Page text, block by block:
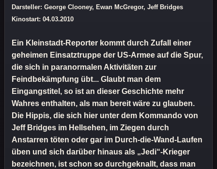
Darsteller: George Clooney, Ewan McGregor, Jeff Bridges
Kinostart: 04.03.2010
Ein Kleinstadt-Reporter kommt durch Zufall einer
geheimen Einsatztruppe der US-Armee auf die Spur,
die sich in paranormalen Aktivitäten zur
Feindbekämpfung übt... Glaubt man dem
Eingangstitel, so ist an dieser Geschichte mehr
Wahres enthalten, als man bereit wäre zu glauben.
Die Hippis, die sich hier unter dem Kommando von
Jeff Bridges im Hellsehen, im Ziegen durch
Anstarren töten oder gar im Durch-die-Wand-Laufen
üben und sich darüber hinaus als „Jedi“-Krieger
bezeichnen, ist schon so durchgeknallt, dass man